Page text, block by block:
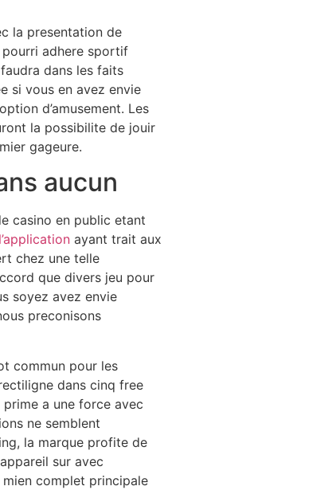
la presentation de
adhere sportif
dans les faits
si vous en avez envie
d’amusement. Les
la possibilite de jouir
gageure.
aucun
casino en public etant
ayant trait aux
chez une telle
que divers jeu pour
soyez avez envie
preconisons
commun pour les
dans cinq free
a une force avec
ne semblent
la marque profite de
sur avec
complet principale